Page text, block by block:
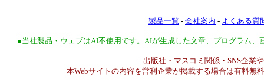
製品一覧 - 会社案内 - よくある質
●当社製品・ウェブはAI不使用です。AIが生成した文章、プログラム
出版社・マスコミ関係・SNS企業
本Webサイトの内容を営利企業が掲載する場合は有料無